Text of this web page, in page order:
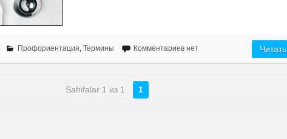
Профориентация, Термины Комментариев нет Читать
Sahifalar 1 из 1 1